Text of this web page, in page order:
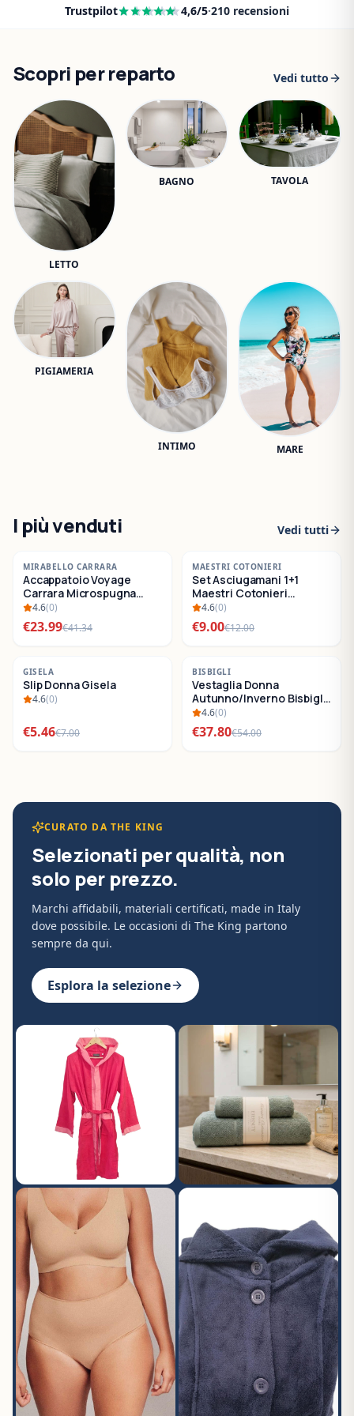
Trustpilot 4,6/5·210 recensioni
Scopri per reparto Vedi tutto
LETTO
BAGNO TAVOLA
PIGIAMERIA
INTIMO MARE
I più venduti Vedi tutti
-42%
SALDI
MIRABELLO CARRARA
Accappatoio Voyage
Carrara Microspugna
Cotone
4.6(0)
€23.99€41.34
-25%
SALDI
MAESTRI COTONIERI
Set Asciugamani 1+1
Maestri Cotonieri
Eternity Spugna di
Cotone
4.6(0)
€9.00€12.00
-22 %
SALDI
GISELA
Slip Donna Gisela
4.6(0)
€5.46€7.00
-30 %
SALDI
BISBIGLI
Vestaglia Donna
Autunno/Inverno Bisbigli
BO288632
4.6(0)
€37.80€54.00
CURATO DA THE KING
Selezionati per qualità, non
solo per prezzo.
Marchi affidabili, materiali certificati, made in Italy
dove possibile. Le occasioni di The King partono
sempre da qui.
Esplora la selezione